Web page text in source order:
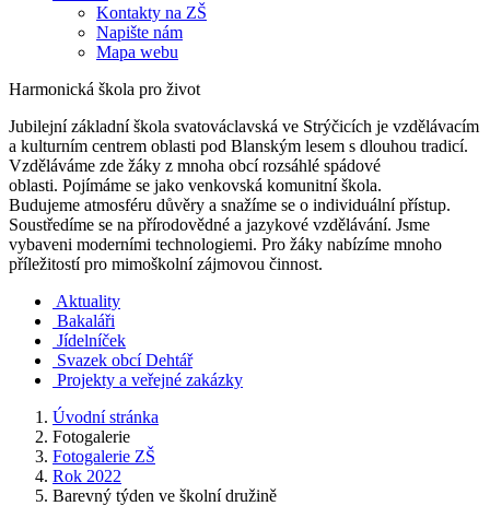
Kontakty na ZŠ
Napište nám
Mapa webu
Harmonická škola pro život
Jubilejní základní škola svatováclavská ve Strýčicích je vzdělávacím
a kulturním centrem oblasti pod Blanským lesem s dlouhou tradicí.
Vzděláváme zde žáky z mnoha obcí rozsáhlé spádové
oblasti. Pojímáme se jako venkovská komunitní škola.
Budujeme atmosféru důvěry a snažíme se o individuální přístup.
Soustředíme se na přírodovědné a jazykové vzdělávání. Jsme
vybaveni moderními technologiemi. Pro žáky nabízíme mnoho
příležitostí pro mimoškolní zájmovou činnost.
Aktuality
Bakaláři
Jídelníček
Svazek obcí Dehtář
Projekty a veřejné zakázky
Úvodní stránka
Fotogalerie
Fotogalerie ZŠ
Rok 2022
Barevný týden ve školní družině